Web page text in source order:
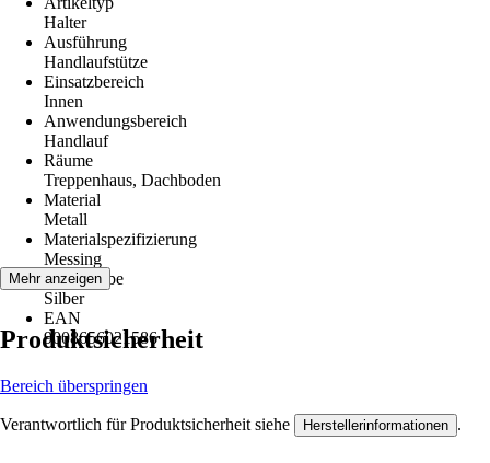
Halter
Ausführung
Handlaufstütze
Einsatzbereich
Innen
Anwendungsbereich
Handlauf
Räume
Treppenhaus, Dachboden
Material
Metall
Materialspezifizierung
Messing
Grundfarbe
Silber
EAN
9008656021586
Mehr anzeigen
Produktsicherheit
Bereich überspringen
Verantwortlich für Produktsicherheit siehe Herstellerinformationen .